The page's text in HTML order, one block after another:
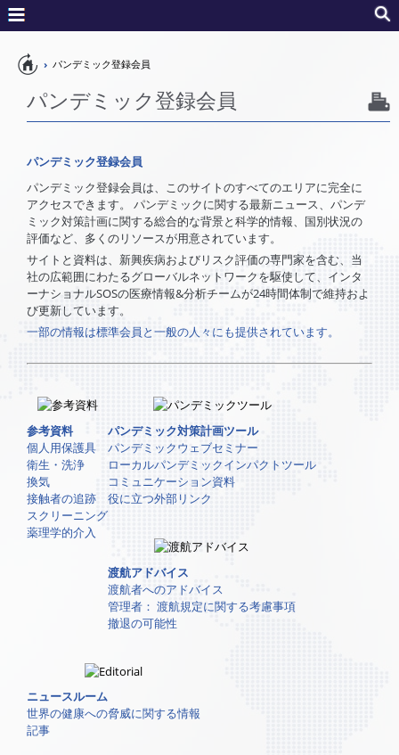
Home
パンデミック登録会員
パンデミック登録会員
パンデミック登録会員
パンデミック登録会員は、このサイトのすべてのエリアに完全に
アクセスできます。 パンデミックに関する最新ニュース、パンデ
ミック対策計画に関する総合的な背景と科学的情報、国別状況の
評価など、多くのリソースが用意されています。
サイトと資料は、新興疾病およびリスク評価の専門家を含む、当
社の広範囲にわたるグローバルネットワークを駆使して、インタ
ーナショナルSOSの医療情報&分析チームが24時間体制で維持およ
び更新しています。
一部の情報は標準会員と一般の人々にも提供されています。
参考資料
個人用保護具
衛生・洗浄
換気
接触者の追跡
スクリーニング
薬理学的介入
パンデミック対策計画ツール
パンデミックウェブセミナー
ローカルパンデミックインパクトツール
コミュニケーション資料
役に立つ外部リンク
渡航アドバイス
渡航者へのアドバイス
管理者： 渡航規定に関する考慮事項
撤退の可能性
ニュースルーム
世界の健康への脅威に関する情報
記事